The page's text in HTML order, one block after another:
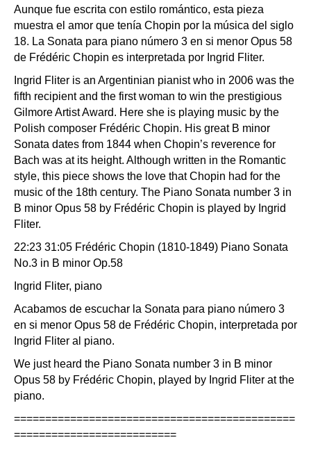
Aunque fue escrita con estilo romántico, esta pieza
muestra el amor que tenía Chopin por la música del siglo
18. La Sonata para piano número 3 en si menor Opus 58
de Frédéric Chopin es interpretada por Ingrid Fliter.
Ingrid Fliter is an Argentinian pianist who in 2006 was the
fifth recipient and the first woman to win the prestigious
Gilmore Artist Award. Here she is playing music by the
Polish composer Frédéric Chopin. His great B minor
Sonata dates from 1844 when Chopin’s reverence for
Bach was at its height. Although written in the Romantic
style, this piece shows the love that Chopin had for the
music of the 18th century. The Piano Sonata number 3 in
B minor Opus 58 by Frédéric Chopin is played by Ingrid
Fliter.
22:23 31:05 Frédéric Chopin (1810-1849) Piano Sonata
No.3 in B minor Op.58
Ingrid Fliter, piano
Acabamos de escuchar la Sonata para piano número 3
en si menor Opus 58 de Frédéric Chopin, interpretada por
Ingrid Fliter al piano.
We just heard the Piano Sonata number 3 in B minor
Opus 58 by Frédéric Chopin, played by Ingrid Fliter at the
piano.
=============================================
==========================